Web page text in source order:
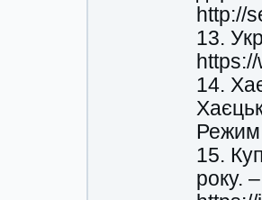
http://
13.
14.
Режим
15.
року.